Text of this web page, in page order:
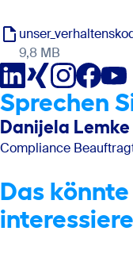
9,8 MB
Sprechen
Danijela Lemke
Compliance
Das